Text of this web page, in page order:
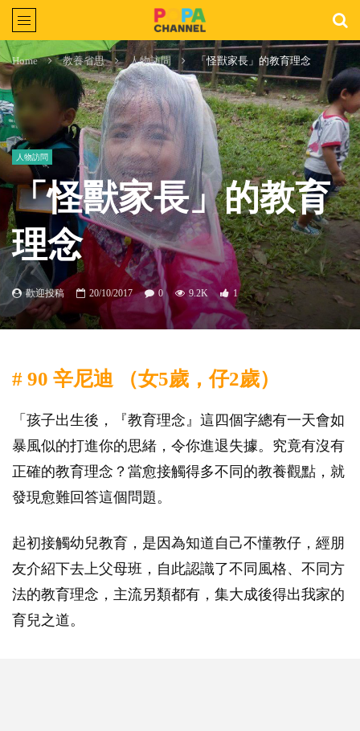
Home 教養省思 人物訪問 「怪獸家長」的教育理念
人物訪問
「怪獸家長」的教育
理念
歡迎投稿 20/10/2017 0 9.2K 1
# 90 辛尼迪 （女5歲，仔2歲）
「孩子出生後，『教育理念』這四個字總有一天會如
暴風似的打進你的思緒，令你進退失據。究竟有沒有
正確的教育理念？當愈接觸得多不同的教養觀點，就
發現愈難回答這個問題。
起初接觸幼兒教育，是因為知道自己不懂教仔，經朋
友介紹下去上父母班，自此認識了不同風格、不同方
法的教育理念，主流另類都有，集大成後得出我家的
育兒之道。